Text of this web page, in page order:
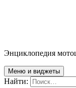
Энциклопедия
Меню и виджеты
Найти: